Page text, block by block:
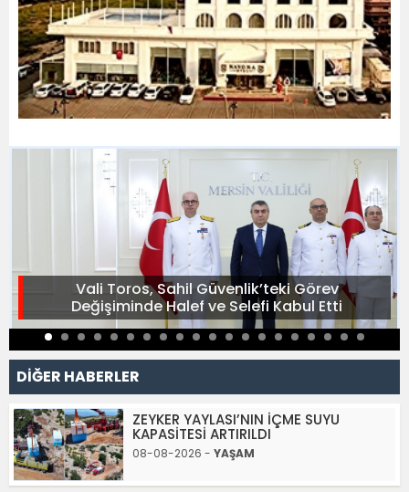
Vali Toros, Sahil Güvenlik’teki Görev
Değişiminde Halef ve Selefi Kabul Etti
DİĞER HABERLER
ZEYKER YAYLASI’NIN İÇME SUYU
KAPASİTESİ ARTIRILDI
08-08-2026 - YAŞAM